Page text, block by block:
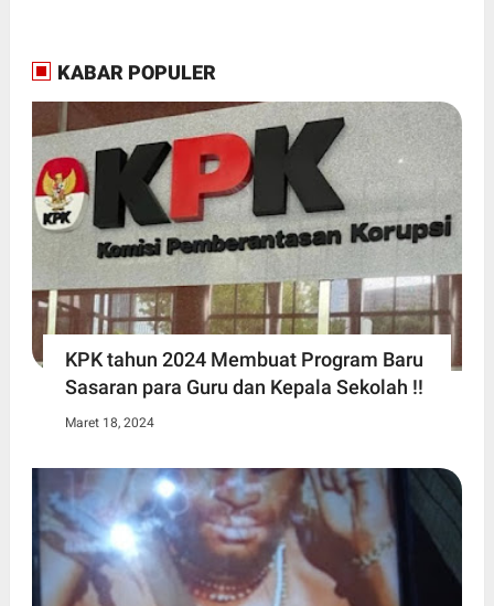
KABAR POPULER
KPK tahun 2024 Membuat Program Baru
Sasaran para Guru dan Kepala Sekolah !!
Maret 18, 2024